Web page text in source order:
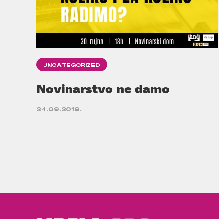
UNCATEGORIZED
Novinarstvo ne damo
24.09.2019.